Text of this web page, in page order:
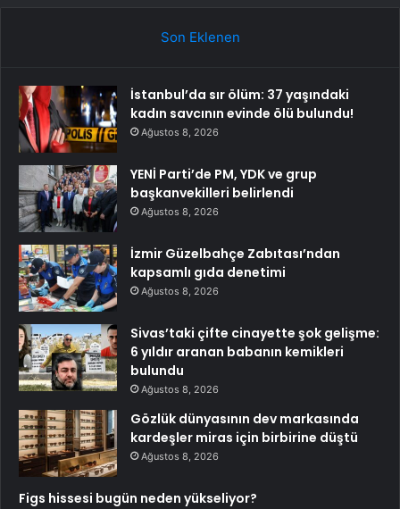
Son Eklenen
İstanbul’da sır ölüm: 37 yaşındaki
kadın savcının evinde ölü bulundu!
Ağustos 8, 2026
YENİ Parti’de PM, YDK ve grup
başkanvekilleri belirlendi
Ağustos 8, 2026
İzmir Güzelbahçe Zabıtası’ndan
kapsamlı gıda denetimi
Ağustos 8, 2026
Sivas’taki çifte cinayette şok gelişme:
6 yıldır aranan babanın kemikleri
bulundu
Ağustos 8, 2026
Gözlük dünyasının dev markasında
kardeşler miras için birbirine düştü
Ağustos 8, 2026
Figs hissesi bugün neden yükseliyor?